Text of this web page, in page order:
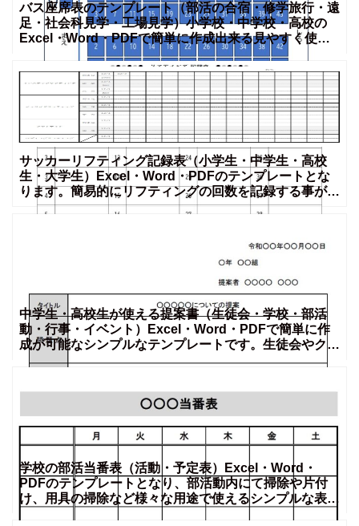
バス座席表のテンプレート（部活の合宿・修学旅行・遠
足・社会科見学・工場見学）小学校・中学校・高校の
Excel・Word・PDFで簡単に作成出来る見やすく使い
サッカーリフティング記録表（小学生・中学生・高校
生・大学生）Excel・Word・PDFのテンプレートとな
ります。簡易的にリフティングの回数を記録する事が出
来る
中学生・高校生が使える提案書（生徒会・学校・部活
動・行事・イベント）Excel・Word・PDFで簡単に作
成が可能なシンプルなテンプレートです。生徒会やクラ
ス、
学校の部活当番表（活動・予定表）Excel・Word・
PDFのテンプレートとなり、部活動内にて掃除や片付
け、用具の掃除など様々な用途で使えるシンプルな表と